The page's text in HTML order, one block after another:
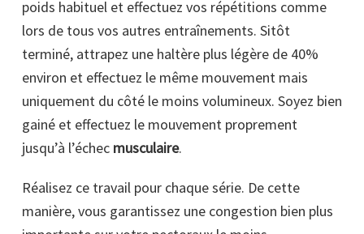
poids habituel et effectuez vos répétitions comme
lors de tous vos autres entraînements. Sitôt
terminé, attrapez une haltère plus légère de 40%
environ et effectuez le même mouvement mais
uniquement du côté le moins volumineux. Soyez bien
gainé et effectuez le mouvement proprement
jusqu’à l’échec musculaire.
Réalisez ce travail pour chaque série. De cette
manière, vous garantissez une congestion bien plus